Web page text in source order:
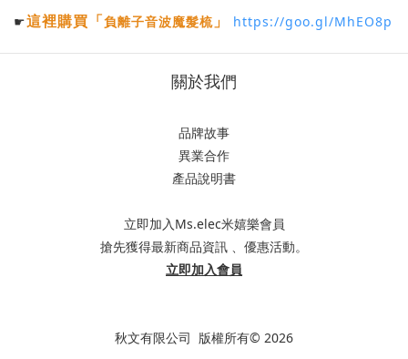
☛這裡購買 「負離子音波魔髮梳 」 https://goo.gl/MhEO8p
關於我們
品牌故事
異業合作
產品說明書
立即加入Ms.elec米嬉樂會員
搶先獲得最新商品資訊 、優惠活動。
立即加入會員
秋文有限公司 版權所有© 2026